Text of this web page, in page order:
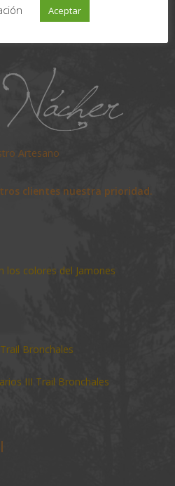
Artesano
clientes nuestra prioridad.
los colores del Jamones
Bronchales
III Trail Bronchales
Aceptar